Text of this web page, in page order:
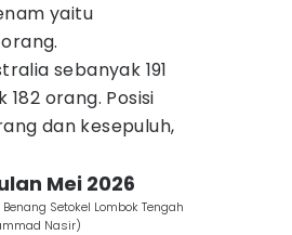
yaitu
sebanyak 191
orang. Posisi
dan kesepuluh,
Mei 2026
Setokel Lombok Tengah
Nasir)